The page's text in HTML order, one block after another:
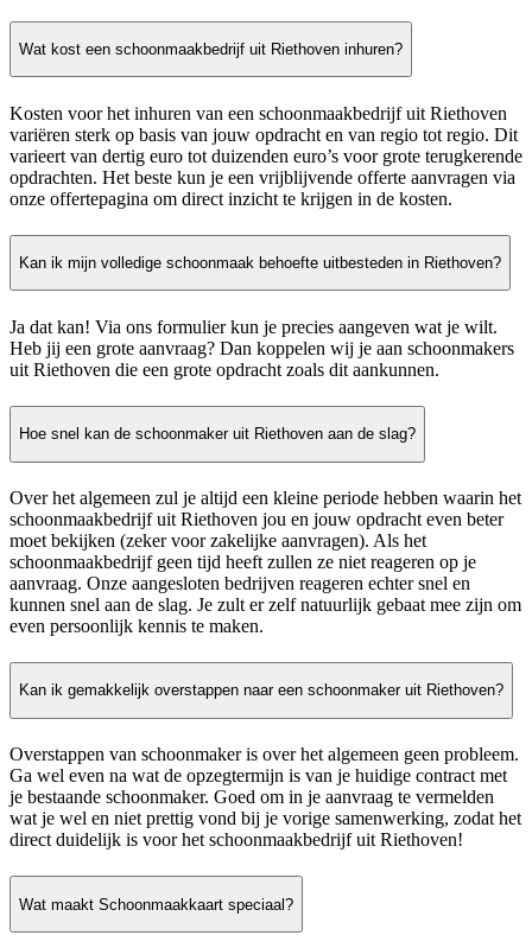
Wat kost een schoonmaakbedrijf uit Riethoven inhuren?
Kosten voor het inhuren van een schoonmaakbedrijf uit Riethoven
variëren sterk op basis van jouw opdracht en van regio tot regio. Dit
varieert van dertig euro tot duizenden euro’s voor grote terugkerende
opdrachten. Het beste kun je een vrijblijvende offerte aanvragen via
onze offertepagina om direct inzicht te krijgen in de kosten.
Kan ik mijn volledige schoonmaak behoefte uitbesteden in Riethoven?
Ja dat kan! Via ons formulier kun je precies aangeven wat je wilt.
Heb jij een grote aanvraag? Dan koppelen wij je aan schoonmakers
uit Riethoven die een grote opdracht zoals dit aankunnen.
Hoe snel kan de schoonmaker uit Riethoven aan de slag?
Over het algemeen zul je altijd een kleine periode hebben waarin het
schoonmaakbedrijf uit Riethoven jou en jouw opdracht even beter
moet bekijken (zeker voor zakelijke aanvragen). Als het
schoonmaakbedrijf geen tijd heeft zullen ze niet reageren op je
aanvraag. Onze aangesloten bedrijven reageren echter snel en
kunnen snel aan de slag. Je zult er zelf natuurlijk gebaat mee zijn om
even persoonlijk kennis te maken.
Kan ik gemakkelijk overstappen naar een schoonmaker uit Riethoven?
Overstappen van schoonmaker is over het algemeen geen probleem.
Ga wel even na wat de opzegtermijn is van je huidige contract met
je bestaande schoonmaker. Goed om in je aanvraag te vermelden
wat je wel en niet prettig vond bij je vorige samenwerking, zodat het
direct duidelijk is voor het schoonmaakbedrijf uit Riethoven!
Wat maakt Schoonmaakkaart speciaal?